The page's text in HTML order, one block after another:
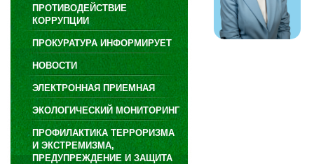
ПРОТИВОДЕЙСТВИЕ
КОРРУПЦИИ
ПРОКУРАТУРА ИНФОРМИРУЕТ
НОВОСТИ
ЭЛЕКТРОННАЯ ПРИЕМНАЯ
ЭКОЛОГИЧЕСКИЙ МОНИТОРИНГ
ПРОФИЛАКТИКА ТЕРРОРИЗМА
И ЭКСТРЕМИЗМА,
ПРЕДУПРЕЖДЕНИЕ И ЗАЩИТА